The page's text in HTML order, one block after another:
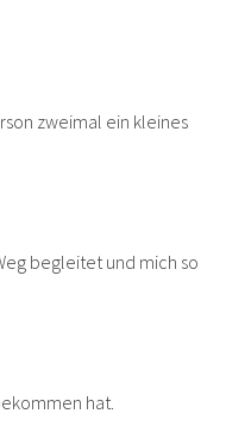
zweimal ein kleines
begleitet und mich so
hat.